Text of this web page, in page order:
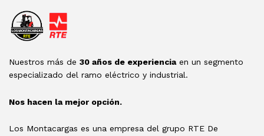
Nuestros más de 30 años de experienciaen un segmento
especializado del ramo eléctrico y industrial.
Nos hacen la mejor opción.
Los Montacargas es una empresa del grupo RTE De